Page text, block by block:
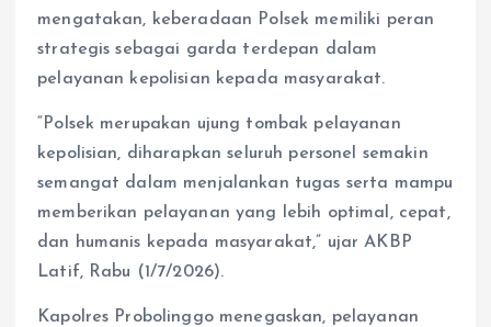
mengatakan, keberadaan Polsek memiliki peran
strategis sebagai garda terdepan dalam
pelayanan kepolisian kepada masyarakat.
“Polsek merupakan ujung tombak pelayanan
kepolisian, diharapkan seluruh personel semakin
semangat dalam menjalankan tugas serta mampu
memberikan pelayanan yang lebih optimal, cepat,
dan humanis kepada masyarakat,” ujar AKBP
Latif, Rabu (1/7/2026).
Kapolres Probolinggo menegaskan, pelayanan